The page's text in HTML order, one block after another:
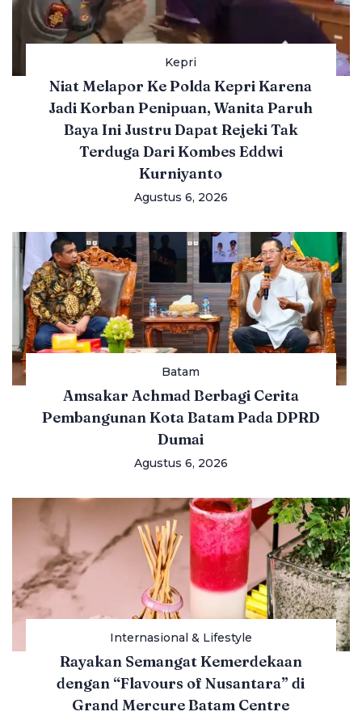
Kepri
Niat Melapor Ke Polda Kepri Karena
Jadi Korban Penipuan, Wanita Paruh
Baya Ini Justru Dapat Rejeki Tak
Terduga Dari Kombes Eddwi
Kurniyanto
Agustus 6, 2026
Batam
Amsakar Achmad Berbagi Cerita
Pembangunan Kota Batam Pada DPRD
Dumai
Agustus 6, 2026
Internasional & Lifestyle
Rayakan Semangat Kemerdekaan
dengan “Flavours of Nusantara” di
Grand Mercure Batam Centre